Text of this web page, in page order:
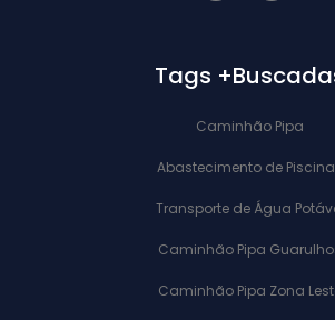
Tags
Caminhão Pipa
Abastecimento de
Transporte de Água
Caminhão Pipa
Caminhão Pipa Zona